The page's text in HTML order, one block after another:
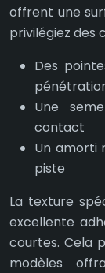
offrent une
privilégiez des
Des
Une
contact
Un amorti
piste
La texture
excellente
courtes. Cela
modèles